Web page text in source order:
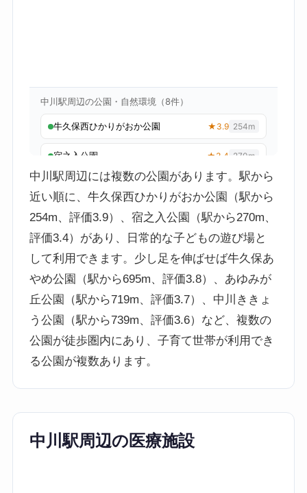
中川駅周辺には複数の公園があります。駅から
近い順に、牛久保西ひかりがおか公園（駅から
254m、評価3.9）、宿之入公園（駅から270m、
評価3.4）があり、日常的な子どもの遊び場と
して利用できます。少し足を伸ばせば牛久保あ
やめ公園（駅から695m、評価3.8）、あゆみが
丘公園（駅から719m、評価3.7）、中川ききょ
う公園（駅から739m、評価3.6）など、複数の
公園が徒歩圏内にあり、子育て世帯が利用でき
る公園が複数あります。
中川駅周辺の医療施設